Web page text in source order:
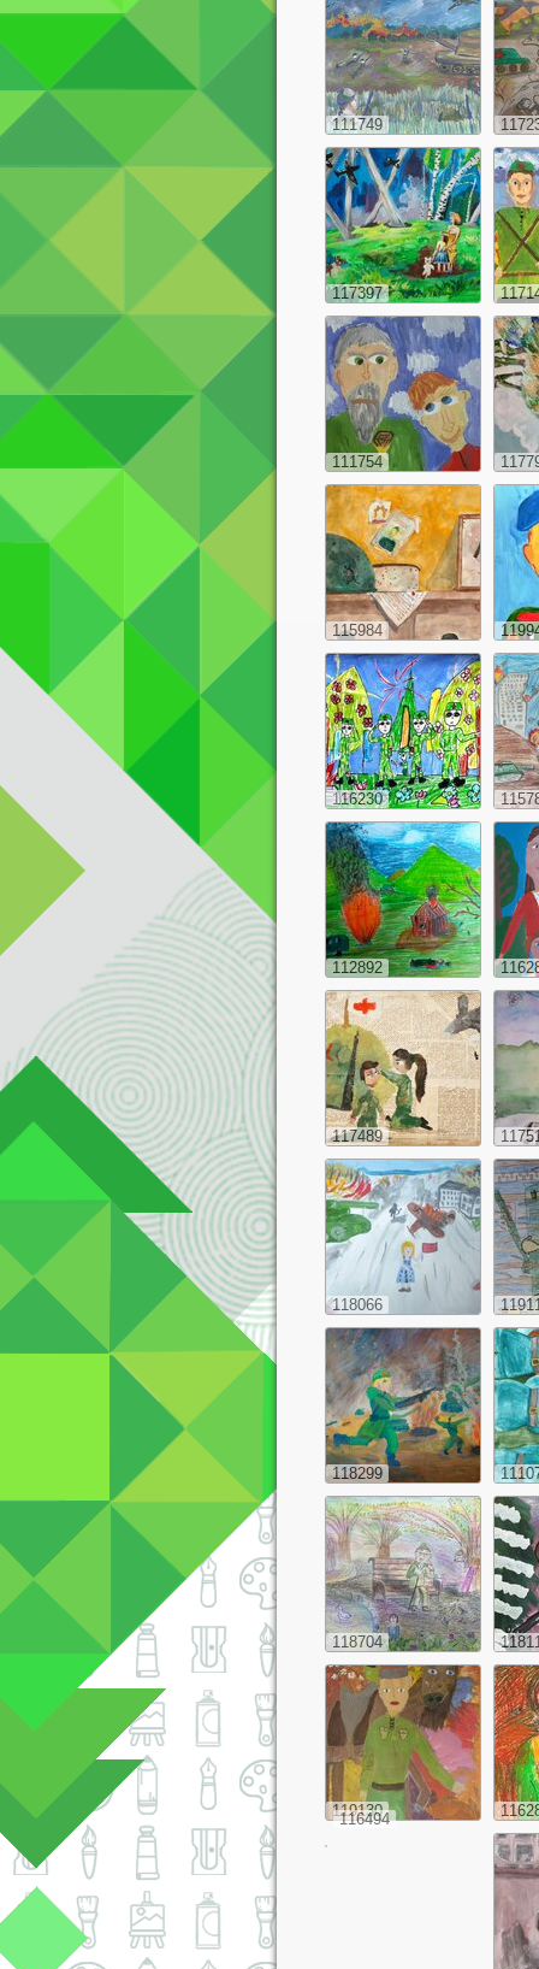
111749
117397
111754
115984
116230
112892
117489
118066
118299
118704
119130
116494